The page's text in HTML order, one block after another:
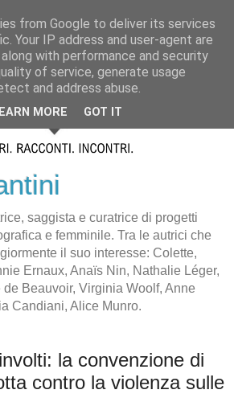
saggista e curatrice di progetti
e femminile. Tra le autrici che
il suo interesse: Colette,
Ernaux, Anaïs Nin, Nathalie Léger,
Beauvoir, Virginia Woolf, Anne
Candiani, Alice Munro.
la convenzione di
contro la violenza sulle
from Google to deliver its services
Your IP address and user-agent are
with performance and security
of service, generate usage
and address abuse.
MORE GOT IT